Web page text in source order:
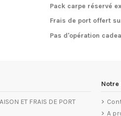
Pack carpe réservé
Frais de port offert
Pas d'opération
ET FRAIS DE PORT
Notre
A